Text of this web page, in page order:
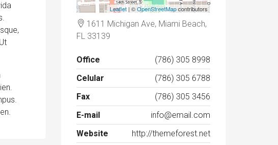
Leaflet| ©OpenStreetMapcontributors
1611 Michigan Ave, Miami Beach,
FL 33139
Office
(786) 305 8998
Celular
(786) 305 6788
Fax
(786) 305 3456
E-mail
info@email.com
Website
http://themeforest.net